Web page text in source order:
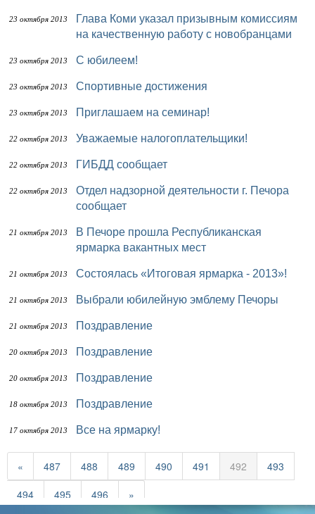
23 октября 2013
Глава Коми указал призывным комиссиям
на качественную работу с новобранцами
23 октября 2013 С юбилеем!
23 октября 2013 Спортивные достижения
23 октября 2013 Приглашаем на семинар!
22 октября 2013 Уважаемые налогоплательщики!
22 октября 2013 ГИБДД сообщает
22 октября 2013
Отдел надзорной деятельности г. Печора
сообщает
21 октября 2013
В Печоре прошла Республиканская
ярмарка вакантных мест
21 октября 2013 Состоялась «Итоговая ярмарка - 2013»!
21 октября 2013 Выбрали юбилейную эмблему Печоры
21 октября 2013 Поздравление
20 октября 2013 Поздравление
20 октября 2013 Поздравление
18 октября 2013 Поздравление
17 октября 2013 Все на ярмарку!
« 487 488 489 490 491 492
493
494
495 496 »